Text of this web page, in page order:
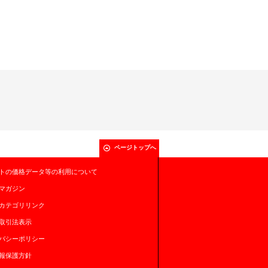
ページトップへ
の価格データ等の利用について
ガジン
テゴリリンク
引法表示
シーポリシー
保護方針